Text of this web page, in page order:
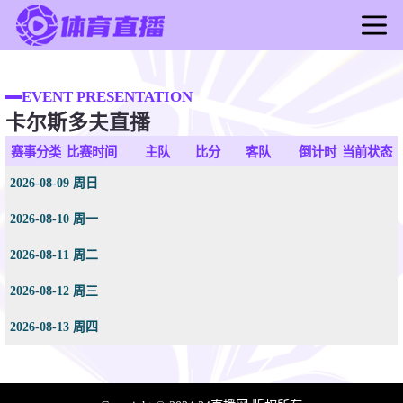
足球直播
篮球直播
足球录像
篮球新闻
EVENT PRESENTATION
卡尔斯多夫直播
赛事分类 比赛时间 主队 比分 客队 倒计时 当前状态
2026-08-09 周日
2026-08-10 周一
2026-08-11 周二
2026-08-12 周三
2026-08-13 周四